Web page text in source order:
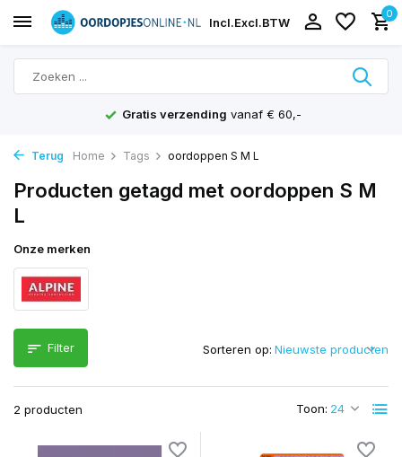
Incl.Excl.BTW
0
Gratis verzending vanaf € 60,-
Terug Home Tags oordoppen S M L
Producten getagd met oordoppen S M
L
Onze merken
Filter
2 producten Toon:
Sorteren op: